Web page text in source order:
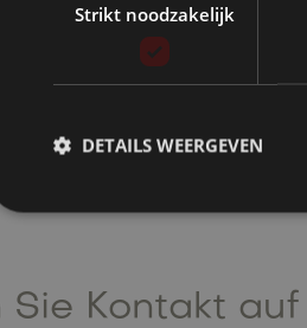
UNSEREN NEUEN STIL
Sie Kontakt auf
Strikt noodzakelijk
DETAILS WEERGEVEN